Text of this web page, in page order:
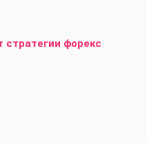
стратегии форекс